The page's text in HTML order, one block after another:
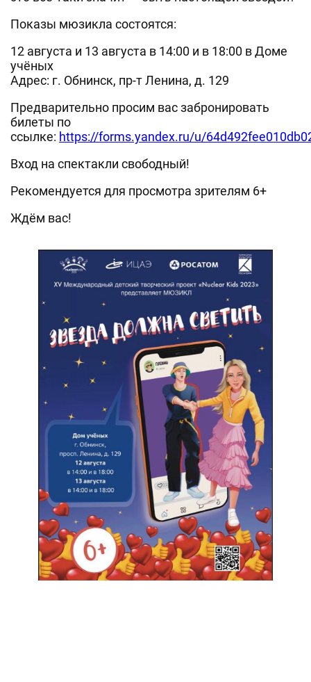
Показы мюзикла состоятся:
12 августа и 13 августа в 14:00 и в 18:00 в Доме
учёных
Адрес: г. Обнинск, пр-т Ленина, д. 129
Предварительно просим вас забронировать
билеты по
ссылке: https://forms.yandex.ru/u/
Вход на спектакли свободный!
Рекомендуется для просмотра зрителям 6+
Ждём вас!